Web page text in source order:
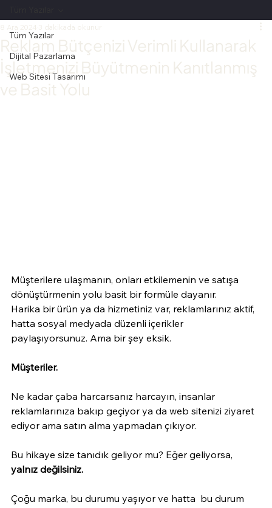
Tüm Yazılar
Dijital Pazarlama
Web Sitesi Tasarımı
Reklam Bütçenizi Verimli Kullanarak
İşletmenizi Büyütmenin Kanıtlanmış
ve Basit Yolu
8 Ara 2024 3 dakikada okunur
Müşterilere ulaşmanın, onları etkilemenin ve satışa
dönüştürmenin yolu basit bir formüle dayanır.
Harika bir ürün ya da hizmetiniz var, reklamlarınız aktif,
hatta sosyal medyada düzenli içerikler
paylaşıyorsunuz. Ama bir şey eksik.
Müşteriler.
Ne kadar çaba harcarsanız harcayın, insanlar
reklamlarınıza bakıp geçiyor ya da web sitenizi ziyaret
ediyor ama satın alma yapmadan çıkıyor.
Bu hikaye size tanıdık geliyor mu? Eğer geliyorsa,
yalnız değilsiniz.
Çoğu marka, bu durumu yaşıyor ve hatta  bu durum